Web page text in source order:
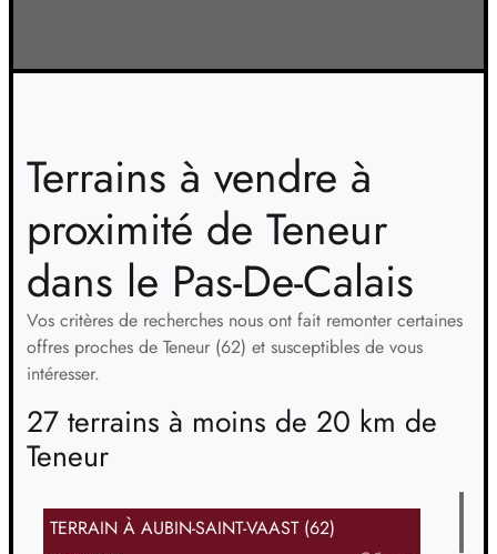
Terrains à vendre à
proximité de Teneur
dans le Pas-De-Calais
Vos critères de recherches nous ont fait remonter certaines
offres proches de Teneur (62) et susceptibles de vous
intéresser.
27 terrains à moins de 20 km de
Teneur
TERRAIN À AUBIN-SAINT-VAAST (62)